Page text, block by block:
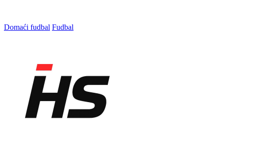
Domaći fudbal Fudbal